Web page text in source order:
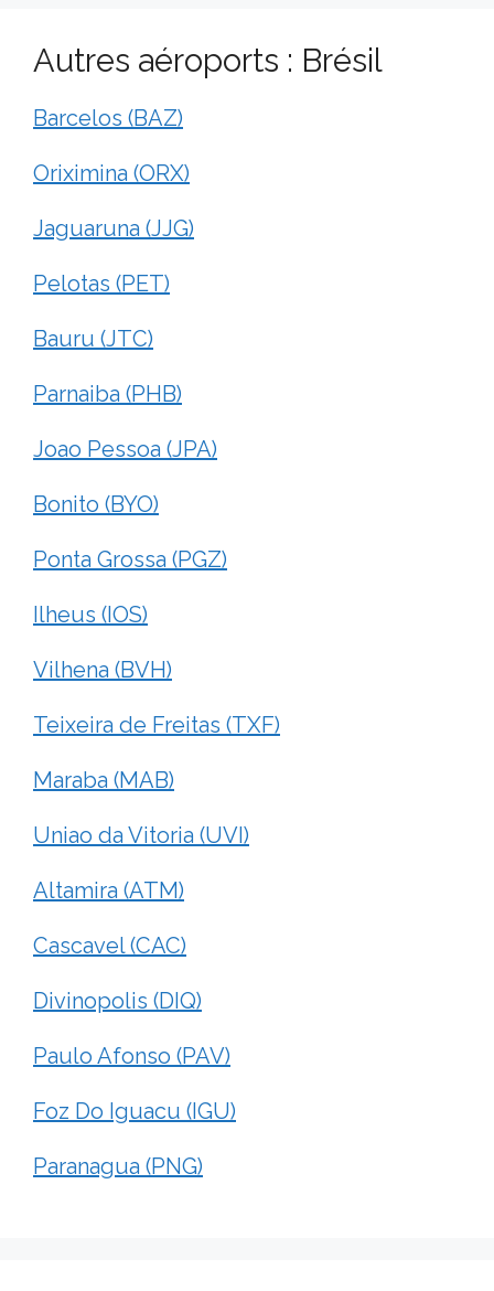
Autres aéroports : Brésil
Barcelos (BAZ)
Oriximina (ORX)
Jaguaruna (JJG)
Pelotas (PET)
Bauru (JTC)
Parnaiba (PHB)
Joao Pessoa (JPA)
Bonito (BYO)
Ponta Grossa (PGZ)
Ilheus (IOS)
Vilhena (BVH)
Teixeira de Freitas (TXF)
Maraba (MAB)
Uniao da Vitoria (UVI)
Altamira (ATM)
Cascavel (CAC)
Divinopolis (DIQ)
Paulo Afonso (PAV)
Foz Do Iguacu (IGU)
Paranagua (PNG)